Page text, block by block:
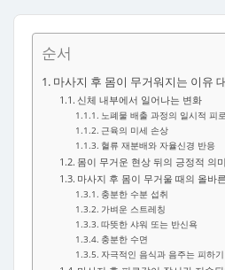
순서
마사지 후 몸이 무거워지는 이유
신체 내부에서 일어나는 변화
노폐물 배출 과정의 일시적 피로
근육의 미세 손상
혈류 재분배와 자율신경 반응
몸이 무거운 현상 뒤의 긍정적 의미
마사지 후 몸이 무거울 때의 올바
충분한 수분 섭취
가벼운 스트레칭
따뜻한 샤워 또는 반신욕
충분한 수면
자극적인 음식과 음주는 피하기